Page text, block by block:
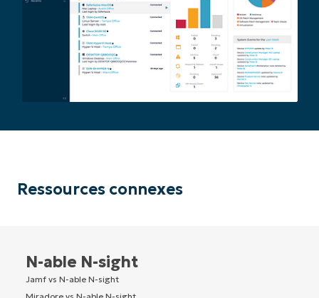
Ressources connexes
N-able N-sight
Jamf vs N-able N-sight